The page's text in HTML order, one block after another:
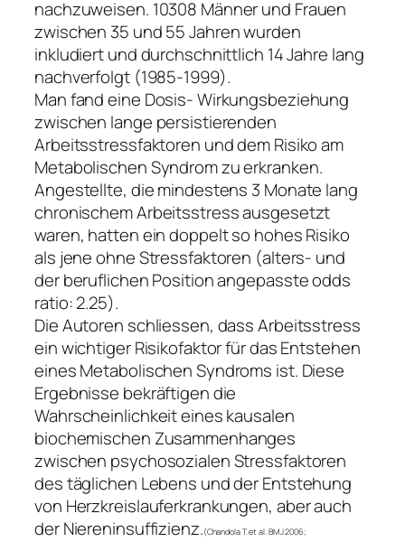
nachzuweisen. 10308 Männer und Frauen
zwischen 35 und 55 Jahren wurden
inkludiert und durchschnittlich 14 Jahre lang
nachverfolgt (1985-1999).
Man fand eine Dosis- Wirkungsbeziehung
zwischen lange persistierenden
Arbeitsstressfaktoren und dem Risiko am
Metabolischen Syndrom zu erkranken.
Angestellte, die mindestens 3 Monate lang
chronischem Arbeitsstress ausgesetzt
waren, hatten ein doppelt so hohes Risiko
als jene ohne Stressfaktoren (alters- und
der beruflichen Position angepasste odds
ratio: 2.25).
Die Autoren schliessen, dass Arbeitsstress
ein wichtiger Risikofaktor für das Entstehen
eines Metabolischen Syndroms ist. Diese
Ergebnisse bekräftigen die
Wahrscheinlichkeit eines kausalen
biochemischen Zusammenhanges
zwischen psychosozialen Stressfaktoren
des täglichen Lebens und der Entstehung
von Herzkreislauferkrankungen, aber auch
der Niereninsuffizienz.(Chandola T. et al. BMJ 2006;